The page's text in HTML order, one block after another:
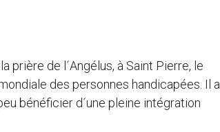
prière de l´Angélus, à Saint Pierre, le
des personnes handicapées. Il a
bénéficier d´une pleine intégration